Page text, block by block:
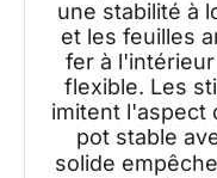
une stabilité à
et les feuilles
fer à
flexible. Les
imitent l'aspect
pot stable
solide